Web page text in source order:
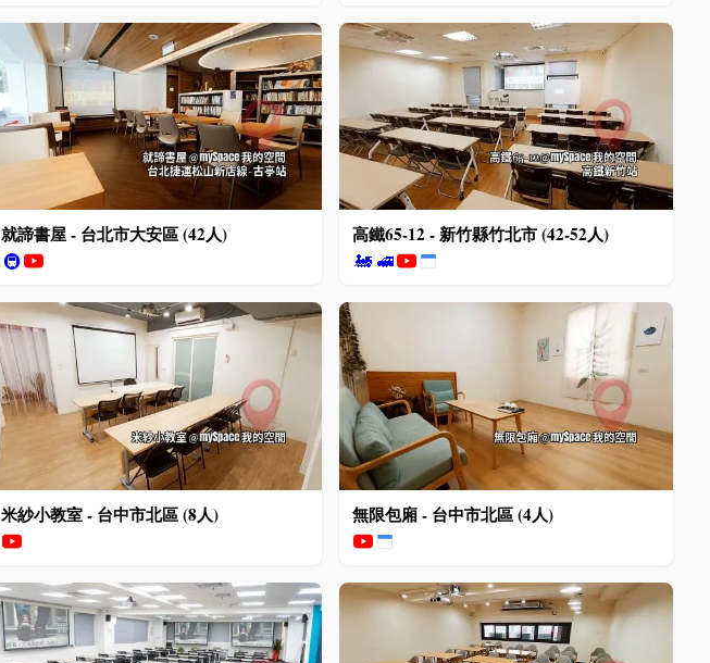
就諦書屋 - 台北市大安區 (42人)
🚇
高鐵65-12 - 新竹縣竹北市 (42-52人)
🚂 🚅
米紗小教室 - 台中市北區 (8人) 無限包廂 - 台中市北區 (4人)